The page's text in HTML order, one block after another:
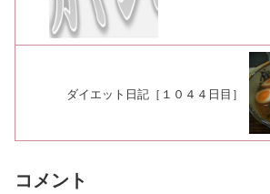
ダイエット日記［１０４４日目］
コメント